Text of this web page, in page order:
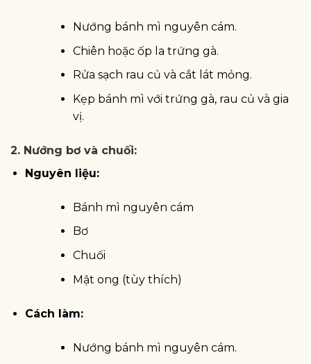
Nướng bánh mì nguyên cám.
Chiên hoặc ốp la trứng gà.
Rửa sạch rau củ và cắt lát mỏng.
Kẹp bánh mì với trứng gà, rau củ và gia
vị.
2. Nướng bơ và chuối:
Nguyên liệu:
Bánh mì nguyên cám
Bơ
Chuối
Mật ong (tùy thích)
Cách làm:
Nướng bánh mì nguyên cám.